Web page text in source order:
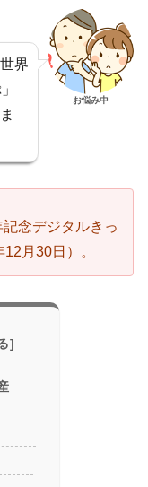
界
お悩み中
念デジタルきっ
月30日）。